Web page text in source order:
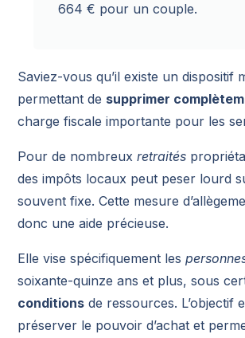
664 € pour un couple.
Saviez-vous qu’il existe un dispositif
permettant de supprimer
charge fiscale importante pour les
Pour de nombreuxretraités
des impôts locaux peut peser lourd
souvent fixe. Cette mesure
donc une aide précieuse.
Elle vise spécifiquement les
soixante-quinze ans et plus, sous
conditions de ressources. L’objectif
préserver le pouvoir d’achat et